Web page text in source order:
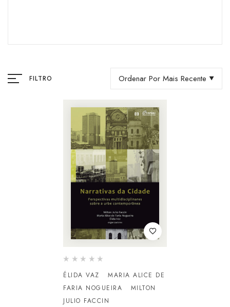
FILTRO Ordenar Por Mais Recente
ÉLIDA VAZ
MARIA ALICE DE
FARIA NOGUEIRA
MILTON
JULIO FACCIN